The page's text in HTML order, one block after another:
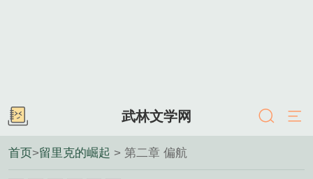
武林文学网
首页>留里克的崛起 > 第二章 偏航